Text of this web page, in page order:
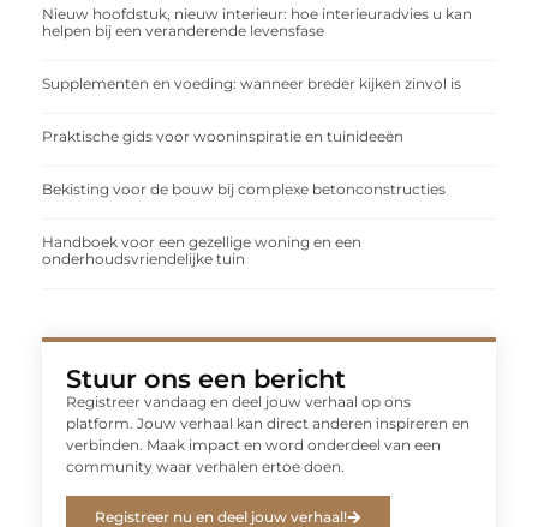
Nieuw hoofdstuk, nieuw interieur: hoe interieuradvies u kan
helpen bij een veranderende levensfase
Supplementen en voeding: wanneer breder kijken zinvol is
Praktische gids voor wooninspiratie en tuinideeën
Bekisting voor de bouw bij complexe betonconstructies
Handboek voor een gezellige woning en een
onderhoudsvriendelijke tuin
Stuur ons een bericht
Registreer vandaag en deel jouw verhaal op ons
platform. Jouw verhaal kan direct anderen inspireren en
verbinden. Maak impact en word onderdeel van een
community waar verhalen ertoe doen.
Registreer nu en deel jouw verhaal!